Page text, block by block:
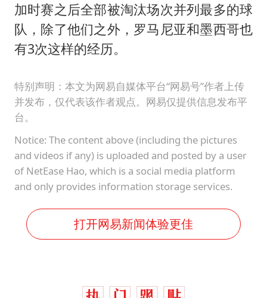
加时赛之后全部被淘汰场次并列最多的球
队，除了他们之外，罗马尼亚和墨西哥也
有3次这样的经历。
特别声明：本文为网易自媒体平台“网易号”作者上传
并发布，仅代表该作者观点。网易仅提供信息发布平
台。
Notice: The content above (including the pictures
and videos if any) is uploaded and posted by a user
of NetEase Hao, which is a social media platform
and only provides information storage services.
打开网易新闻体验更佳